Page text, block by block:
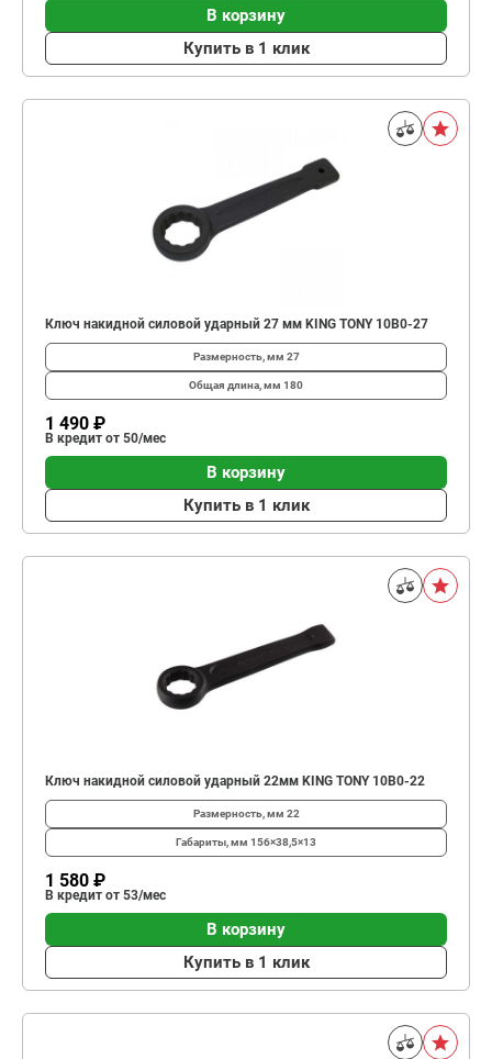
В корзину
Купить в 1 клик
Ключ накидной силовой ударный 27 мм KING TONY 10B0-27
Размерность, мм 27
Общая длина, мм 180
1 490 ₽
В кредит от 50/мес
В корзину
Купить в 1 клик
Ключ накидной силовой ударный 22мм KING TONY 10B0-22
Размерность, мм 22
Габариты, мм 156×38,5×13
1 580 ₽
В кредит от 53/мес
В корзину
Купить в 1 клик